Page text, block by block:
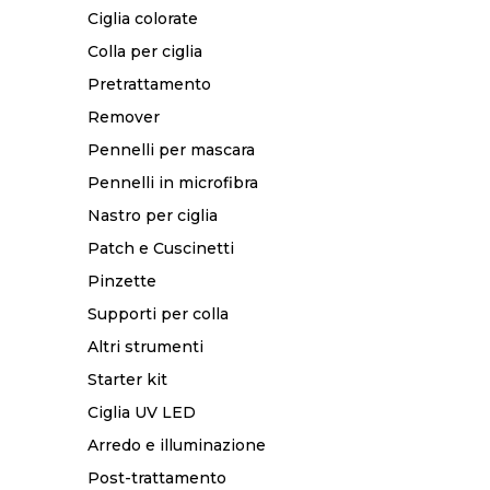
Ciglia colorate
Colla per ciglia
Pretrattamento
Remover
Pennelli per mascara
Pennelli in microfibra
Nastro per ciglia
Patch e Cuscinetti
Pinzette
Supporti per colla
Altri strumenti
Starter kit
Ciglia UV LED
Arredo e illuminazione
Post-trattamento